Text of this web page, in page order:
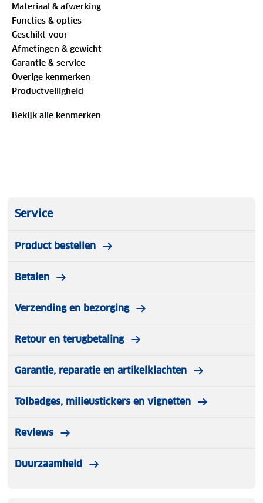
oploopt. Ook de achterzijde van de houder is
voorzien van foam voor extra bescherming.
Met het hendeltje zuigt de houder zichzelf
vacuÃ¼m op het dashboard of de voorruit. Voor
extra stabiliteit is er een gel pad meegeleverd, die
compatibel is met bijna alle dashboards.
Materiaal & afwerking
Functies & opties
Geschikt voor
Afmetingen & gewicht
Garantie & service
Overige kenmerken
Productveiligheid
Bekijk alle kenmerken
Service
Product bestellen
Betalen
Verzending en bezorging
Retour en terugbetaling
Garantie, reparatie en artikelklachten
Tolbadges, milieustickers en vignetten
Reviews
Duurzaamheid